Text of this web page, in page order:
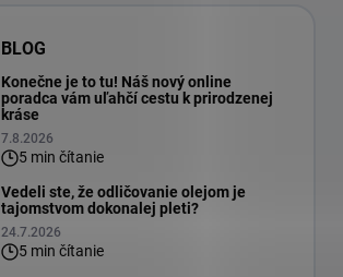
BLOG
Konečne je to tu! Náš nový online
poradca vám uľahčí cestu k prirodzenej
kráse
7.8.2026
5 min čítanie
Vedeli ste, že odličovanie olejom je
tajomstvom dokonalej pleti?
24.7.2026
5 min čítanie